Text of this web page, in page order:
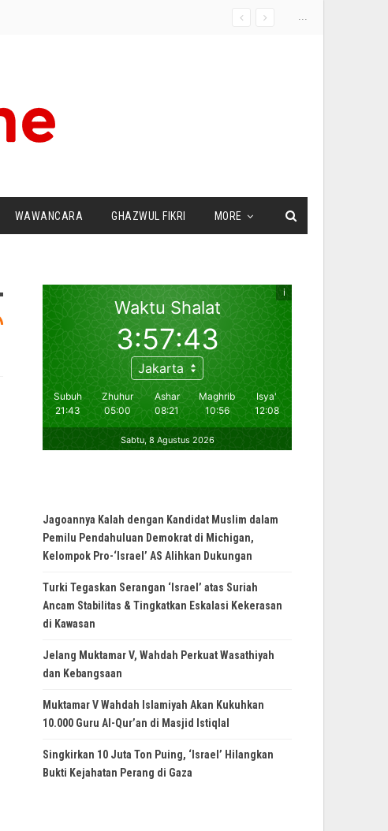
...
WAWANCARA GHAZWUL FIKRI MORE
Jagoannya Kalah dengan Kandidat Muslim dalam
Pemilu Pendahuluan Demokrat di Michigan,
Kelompok Pro-‘Israel’ AS Alihkan Dukungan
Turki Tegaskan Serangan ‘Israel’ atas Suriah
Ancam Stabilitas & Tingkatkan Eskalasi Kekerasan
di Kawasan
Jelang Muktamar V, Wahdah Perkuat Wasathiyah
dan Kebangsaan
Muktamar V Wahdah Islamiyah Akan Kukuhkan
10.000 Guru Al-Qur’an di Masjid Istiqlal
Singkirkan 10 Juta Ton Puing, ‘Israel’ Hilangkan
Bukti Kejahatan Perang di Gaza